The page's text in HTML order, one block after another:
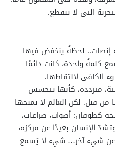
التي لا تنقطع.
إنصات.. لحظةٌ ينخفض فيها
كلمةٌ واحدة، كانت دائمًا
الكافي لالتقاطها.
مترددة، كأنها تتحسس
قبل. لكن العالم لا يمنحها
كطوفان: أصوات، صراعات،
الإنسان بعيدًا عن مركزه،
عن شيء آخر… شيء لا يُسمع